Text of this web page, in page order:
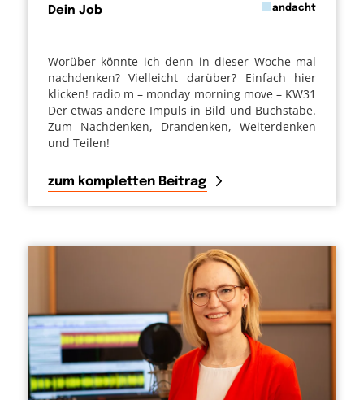
Dein Job
inandacht
Worüber könnte ich denn in dieser Woche mal
nachdenken? Vielleicht darüber? Einfach hier
klicken! radio m – monday morning move – KW31
Der etwas andere Impuls in Bild und Buchstabe.
Zum Nachdenken, Drandenken, Weiterdenken
und Teilen!
zum kompletten Beitrag